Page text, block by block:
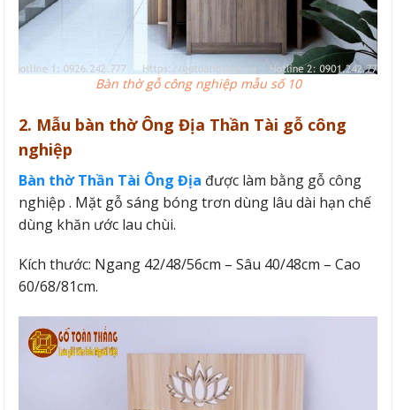
Bàn thờ gỗ công nghiệp mẫu số 10
2. Mẫu bàn thờ Ông Địa Thần Tài gỗ công
nghiệp
Bàn thờ Thần Tài Ông Địa được làm bằng gỗ công
nghiệp . Mặt gỗ sáng bóng trơn dùng lâu dài hạn chế
dùng khăn ước lau chùi.
Kích thước: Ngang 42/48/56cm – Sâu 40/48cm – Cao
60/68/81cm.